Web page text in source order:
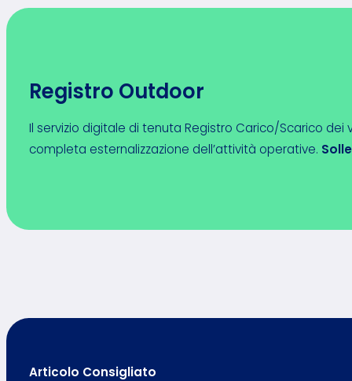
Registro Outdoor
Il servizio digitale di tenuta Registro Carico/Scarico
completa esternalizzazione dell’attività operative.
Articolo Consigliato